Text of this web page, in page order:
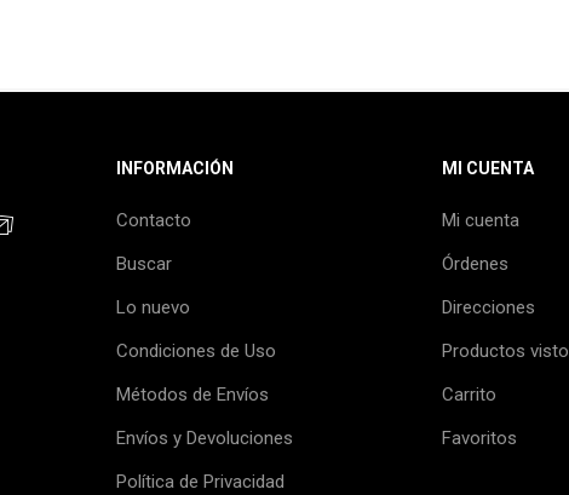
INFORMACIÓN
Contacto
Buscar
Lo nuevo
Condiciones de Uso
Métodos de Envíos
Envíos y Devoluciones
Política de Privacidad
MI CUENTA
Mi cuenta
Órdenes
Direcciones
Productos
Carrito
Favoritos